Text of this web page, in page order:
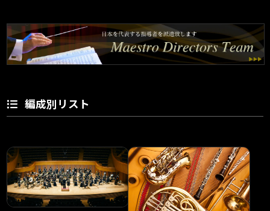
編成別リスト